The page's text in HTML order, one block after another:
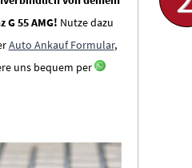
G 55 AMG! Nutze dazu
Auto Ankauf Formular,
uns bequem per